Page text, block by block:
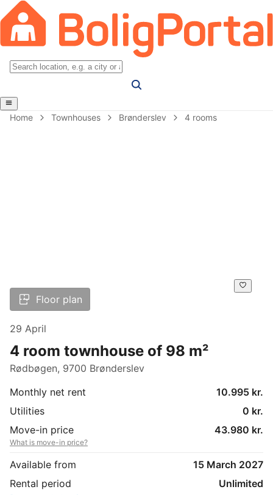
Home Townhouses Brønderslev 4 rooms
Floor plan
29 April
4 room townhouse of 98 m²
Rødbøgen, 9700 Brønderslev
Monthly net rent
10.995 kr.
Utilities
0 kr.
Move-in price
43.980 kr.
What is move-in price?
Available from
15 March 2027
Rental period
Unlimited